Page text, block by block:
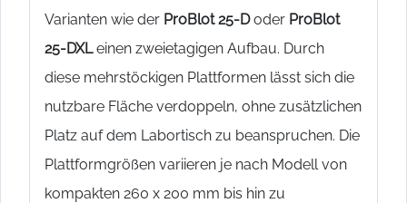
Varianten wie der ProBlot 25-Doder ProBlot
25-DXLeinen zweietagigen Aufbau. Durch
diese mehrstöckigen Plattformen lässt sich die
nutzbare Fläche verdoppeln, ohne zusätzlichen
Platz auf dem Labortisch zu beanspruchen. Die
Plattformgrößen variieren je nach Modell von
kompakten 260 x 200 mm bis hin zu